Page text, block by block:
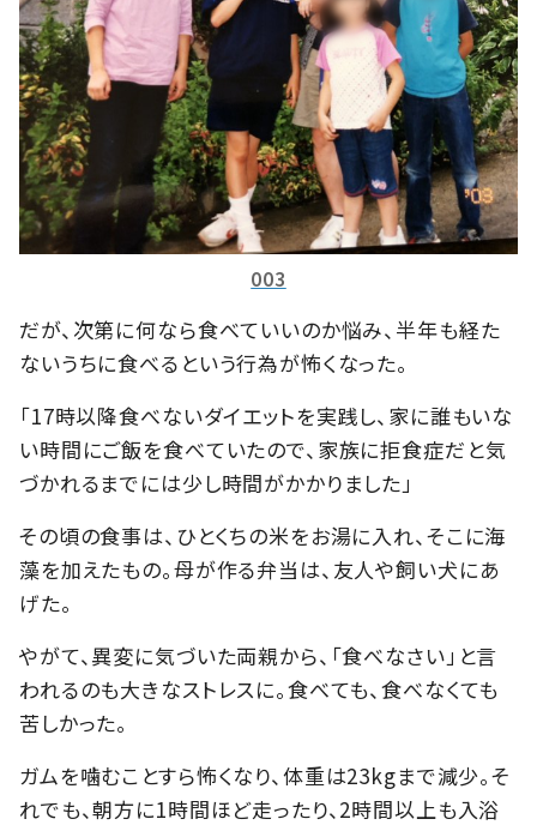
003
だが、次第に何なら食べていいのか悩み、半年も経た
ないうちに食べるという行為が怖くなった。
「17時以降食べないダイエットを実践し、家に誰もいな
い時間にご飯を食べていたので、家族に拒食症だと気
づかれるまでには少し時間がかかりました」
その頃の食事は、ひとくちの米をお湯に入れ、そこに海
藻を加えたもの。母が作る弁当は、友人や飼い犬にあ
げた。
やがて、異変に気づいた両親から、「食べなさい」と言
われるのも大きなストレスに。食べても、食べなくても
苦しかった。
ガムを噛むことすら怖くなり、体重は23kgまで減少。そ
れでも、朝方に1時間ほど走ったり、2時間以上も入浴